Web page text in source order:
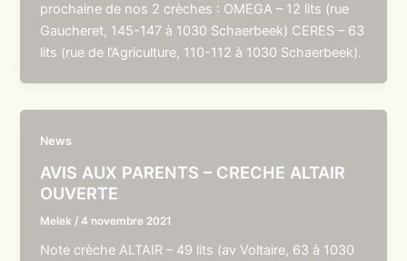
prochaine de nos 2 crèches : OMEGA – 12 lits (rue
Gaucheret, 145-147 à 1030 Schaerbeek) CERES – 63
lits (rue de l’Agriculture, 110-112 à 1030 Schaerbeek).
News
AVIS AUX PARENTS – CRECHE ALTAIR
OUVERTE
Melek /4 novembre 2021
Note crèche ALTAIR – 49 lits (av Voltaire, 63 à 1030